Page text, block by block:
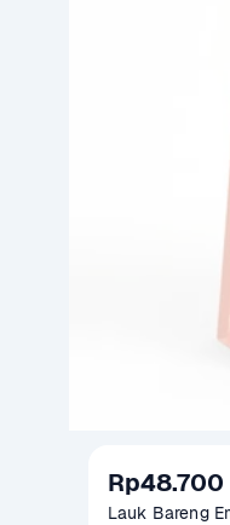
Rp48.700
Lauk Bareng